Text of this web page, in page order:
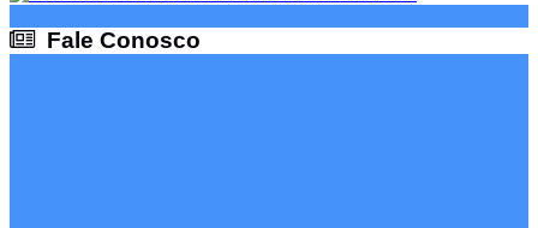
Fale Conosco